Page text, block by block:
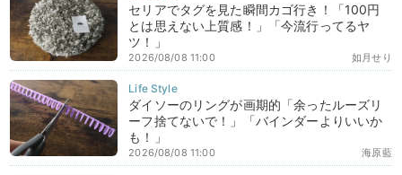
セリアでタグを見た瞬間カゴ行き！「100円
とは思えない上質感！」「今流行ってるヤ
ツ！」
如月せり
2026/08/08 11:00
ダイソーのリングが画期的「余ったルーズリ
ーフ捨てないで！」「バインダーよりいいか
も！」
海原藍
2026/08/08 11:00